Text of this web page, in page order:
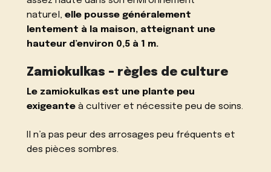
naturel,elle pousse généralement
lentement à la maison, atteignant une
hauteur d’environ 0,5 à 1 m.
Zamiokulkas – règles de culture
Le zamiokulkas est une plante peu
exigeante à cultiver et nécessite peu de soins.
Il n’a pas peur des arrosages peu fréquents et
des pièces sombres.